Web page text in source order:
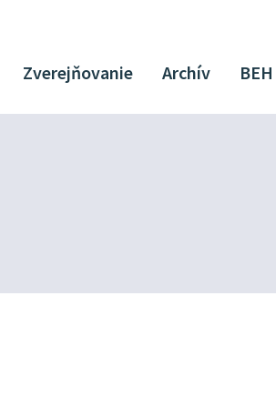
Zverejňovanie Archív BEH